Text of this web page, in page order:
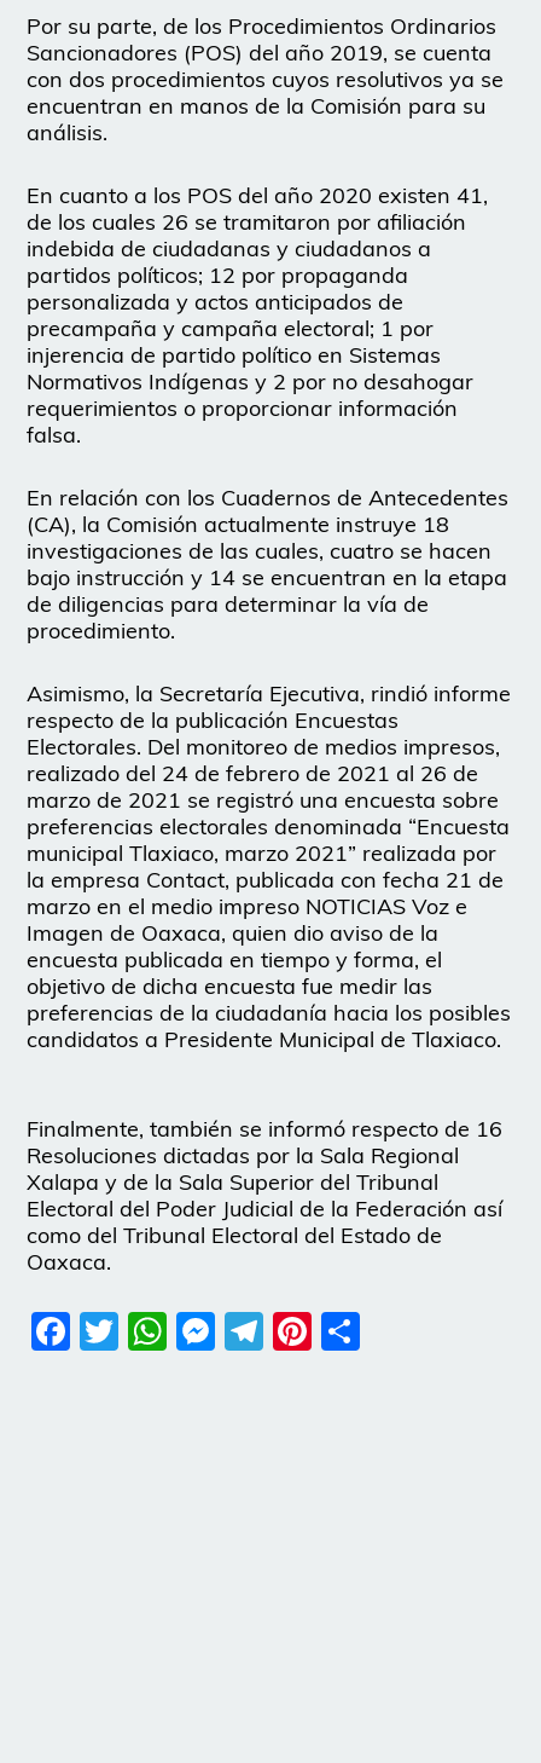
Por su parte, de los Procedimientos Ordinarios
Sancionadores (POS) del año 2019, se cuenta
con dos procedimientos cuyos resolutivos ya se
encuentran en manos de la Comisión para su
análisis.
En cuanto a los POS del año 2020 existen 41,
de los cuales 26 se tramitaron por afiliación
indebida de ciudadanas y ciudadanos a
partidos políticos; 12 por propaganda
personalizada y actos anticipados de
precampaña y campaña electoral; 1 por
injerencia de partido político en Sistemas
Normativos Indígenas y 2 por no desahogar
requerimientos o proporcionar información
falsa.
En relación con los Cuadernos de Antecedentes
(CA), la Comisión actualmente instruye 18
investigaciones de las cuales, cuatro se hacen
bajo instrucción y 14 se encuentran en la etapa
de diligencias para determinar la vía de
procedimiento.
Asimismo, la Secretaría Ejecutiva, rindió informe
respecto de la publicación Encuestas
Electorales. Del monitoreo de medios impresos,
realizado del 24 de febrero de 2021 al 26 de
marzo de 2021 se registró una encuesta sobre
preferencias electorales denominada “Encuesta
municipal Tlaxiaco, marzo 2021” realizada por
la empresa Contact, publicada con fecha 21 de
marzo en el medio impreso NOTICIAS Voz e
Imagen de Oaxaca, quien dio aviso de la
encuesta publicada en tiempo y forma, el
objetivo de dicha encuesta fue medir las
preferencias de la ciudadanía hacia los posibles
candidatos a Presidente Municipal de Tlaxiaco.
Finalmente, también se informó respecto de 16
Resoluciones dictadas por la Sala Regional
Xalapa y de la Sala Superior del Tribunal
Electoral del Poder Judicial de la Federación así
como del Tribunal Electoral del Estado de
Oaxaca.
Facebook
Twitter
WhatsApp
Messenger
Telegram
Pinterest